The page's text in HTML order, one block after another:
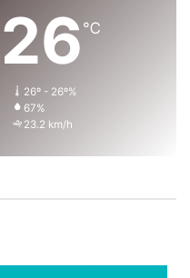
26 ℃
26º - 26º%
67%
23.2 km/h